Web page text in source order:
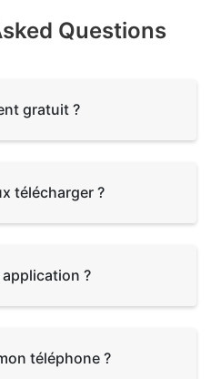
Questions
gratuit ?
télécharger ?
?
téléphone ?